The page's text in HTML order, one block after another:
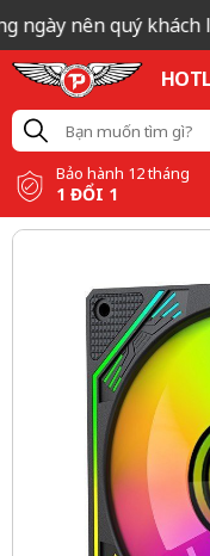
nên quý khách
Bảo hành 12 tháng
1 ĐỔI 1